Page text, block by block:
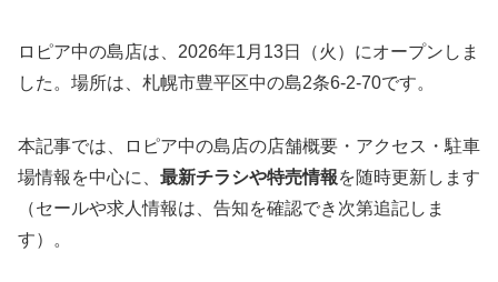
ロピア中の島店は、2026年1月13日（火）にオープンしま
した。場所は、札幌市豊平区中の島2条6-2-70です。
本記事では、ロピア中の島店の店舗概要・アクセス・駐車
場情報を中心に、 最新チラシや特売情報を随時更新します
（セールや求人情報は、告知を確認でき次第追記しま
す）。